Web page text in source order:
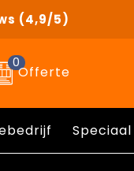
(4,9/5)
0
Offerte